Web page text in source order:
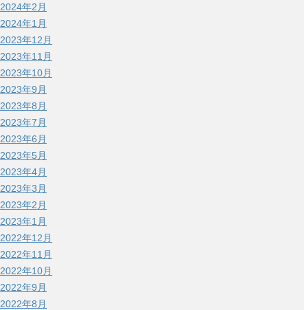
2024年2月
2024年1月
2023年12月
2023年11月
2023年10月
2023年9月
2023年8月
2023年7月
2023年6月
2023年5月
2023年4月
2023年3月
2023年2月
2023年1月
2022年12月
2022年11月
2022年10月
2022年9月
2022年8月